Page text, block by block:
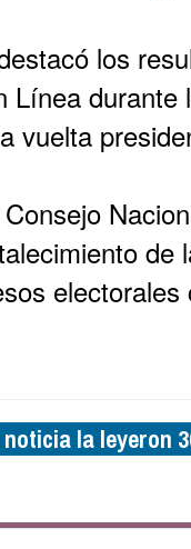
los
Línea
vuelta
de
la leyeron